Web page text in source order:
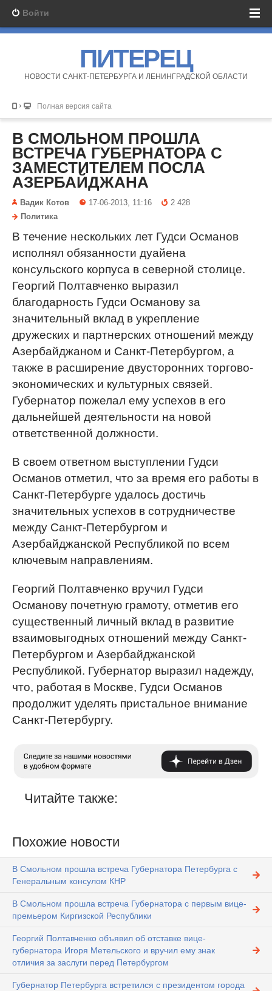
Войти
ПИТЕРЕЦ
НОВОСТИ САНКТ-ПЕТЕРБУРГА И ЛЕНИНГРАДСКОЙ ОБЛАСТИ
Полная версия сайта
В СМОЛЬНОМ ПРОШЛА
ВСТРЕЧА ГУБЕРНАТОРА С
ЗАМЕСТИТЕЛЕМ ПОСЛА
АЗЕРБАЙДЖАНА
Вадик Котов 17-06-2013, 11:16
2 428
Политика
В течение нескольких лет Гудси Османов
исполнял обязанности дуайена
консульского корпуса в северной столице.
Георгий Полтавченко выразил
благодарность Гудси Османову за
значительный вклад в укрепление
дружеских и партнерских отношений между
Азербайджаном и Санкт-Петербургом, а
также в расширение двусторонних торгово-
экономических и культурных связей.
Губернатор пожелал ему успехов в его
дальнейшей деятельности на новой
ответственной должности.
В своем ответном выступлении Гудси
Османов отметил, что за время его работы в
Санкт-Петербурге удалось достичь
значительных успехов в сотрудничестве
между Санкт-Петербургом и
Азербайджанской Республикой по всем
ключевым направлениям.
Георгий Полтавченко вручил Гудси
Османову почетную грамоту, отметив его
существенный личный вклад в развитие
взаимовыгодных отношений между Санкт-
Петербургом и Азербайджанской
Республикой. Губернатор выразил надежду,
что, работая в Москве, Гудси Османов
продолжит уделять пристальное внимание
Санкт-Петербургу.
Читайте также:
Похожие новости
В Смольном прошла встреча Губернатора Петербурга с
Генеральным консулом КНР
В Смольном прошла встреча Губернатора с первым вице-
премьером Киргизской Республики
Георгий Полтавченко объявил об отставке вице-
губернатора Игоря Метельского и вручил ему знак
отличия за заслуги перед Петербургом
Губернатор Петербурга встретился с президентом города